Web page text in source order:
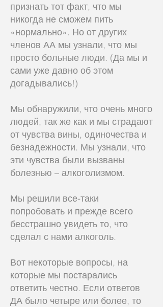
признать тот факт, что мы
никогда не сможем пить
«нормально». Но от других
членов АА мы узнали, что мы
просто больные люди. (Да мы и
сами уже давно об этом
догадывались!)
Мы обнаружили, что очень много
людей, так же как и мы страдают
от чувства вины, одиночества и
безнадежности. Мы узнали, что
эти чувства были вызваны
болезнью – алкоголизмом.
Мы решили все-таки
попробовать и прежде всего
бесстрашно увидеть то, что
сделал с нами алкоголь.
Вот некоторые вопросы, на
которые мы постарались
ответить честно. Если ответов
ДА было четыре или более, то